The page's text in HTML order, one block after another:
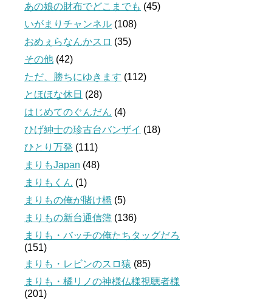
あの娘の財布でどこまでも (45)
いがまりチャンネル (108)
おめぇらなんかスロ (35)
その他 (42)
ただ、勝ちにゆきます (112)
とほほな休日 (28)
はじめてのぐんだん (4)
ひげ紳士の珍古台バンザイ (18)
ひとり万発 (111)
まりもJapan (48)
まりもくん (1)
まりもの俺が賭け橋 (5)
まりもの新台通信簿 (136)
まりも・バッチの俺たちタッグだろ
(151)
まりも・レビンのスロ猿 (85)
まりも・橘リノの神様仏様視聴者様
(201)